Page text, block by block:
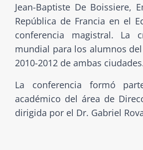
Jean-Baptiste De Boissiere,
República de Francia en el
conferencia magistral. La
mundial para los alumnos
2010-2012 de ambas
La conferencia formó
académico del área de
dirigida por el Dr. Gabriel